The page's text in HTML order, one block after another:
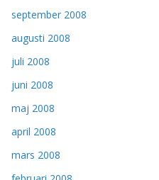
september 2008
augusti 2008
juli 2008
juni 2008
maj 2008
april 2008
mars 2008